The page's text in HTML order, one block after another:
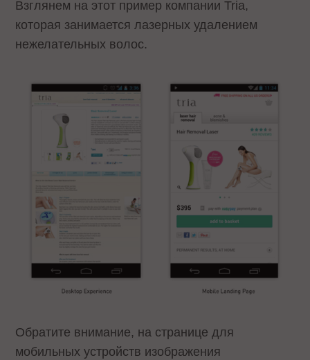
Взглянем на этот пример компании Tria,
которая занимается лазерных удалением
нежелательных волос.
Обратите внимание, на странице для
мобильных устройств изображения